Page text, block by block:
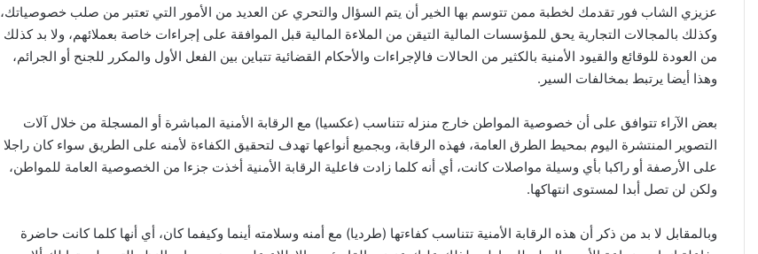
عزيزي الشاب فور تقدمك لخطبة ممن تتوسم بها الخير أن يتم السؤال والتحري عن العديد من الأمور التي تعتبر من صلب خصوصياتك،
وكذلك بالمجالات التجارية يحق للمؤسسات المالية التيقن من الملاءة المالية قبل الموافقة على إجراءات خاصة بعملائهم، ولا بد كذلك
من العودة للوقائع والقيود الأمنية بالكثير من الحالات فالإجراءات والأحكام القضائية تتباين بين الفعل الأول والمكرر للجنح أو الجرائم،
وهذا أيضا يرتبط بمخالفات السير.
بعض الآراء تتوافق على أن خصوصية المواطن خارج منزله تتناسب (عكسيا) مع الرقابة الأمنية المباشرة أو المسجلة من خلال آلات
التصوير المنتشرة اليوم بمحيط الطرق العامة، فهذه الرقابة، وبجميع أنواعها تهدف لتحقيق الكفاءة لأمنه على الطريق سواء كان راجلا
على الأرصفة أو راكبا بأي وسيلة مواصلات كانت، أي أنه كلما زادت فاعلية الرقابة الأمنية أخذت جزءا من الخصوصية العامة للمواطن،
ولكن لن تصل أبدا لمستوى انتهاكها.
وبالمقابل لا بد من ذكر أن هذه الرقابة الأمنية تتناسب كفاءتها (طرديا) مع أمنه وسلامته أينما وكيفما كان، أي أنها كلما كانت حاضرة